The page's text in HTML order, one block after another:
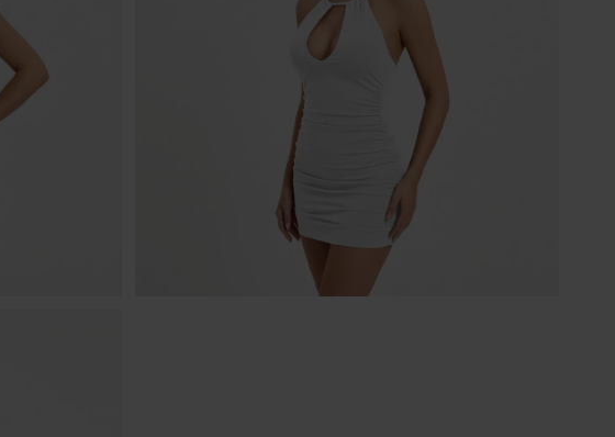
przedsiębiorcami (Sprzedawcami), którzy prezentują
oferty handlowe za pośrednictwem platformy. Operator
Platformy – R&B Commerce spółka z ograniczoną
odpowiedzialnością. – nie jest stroną umowy sprzedaży
zawieranej z Klientem (konsumentem).
Sprzedawcami są niezależni przedsiębiorcy
operatorem Platformy i korzystający z niej w celu
swoich produktów.